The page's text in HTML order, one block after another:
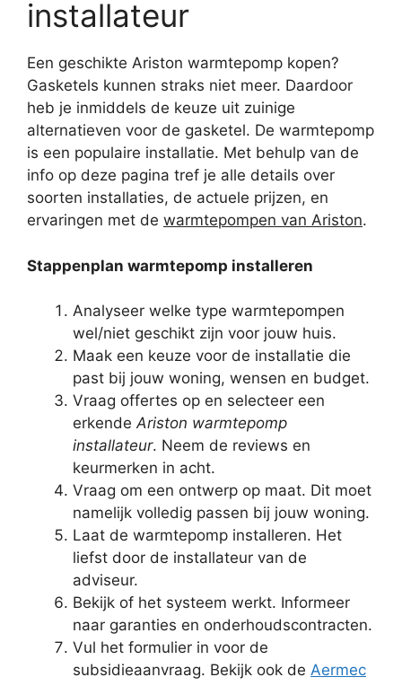
installateur
Een geschikte Ariston warmtepomp kopen?
Gasketels kunnen straks niet meer. Daardoor
heb je inmiddels de keuze uit zuinige
alternatieven voor de gasketel. De warmtepomp
is een populaire installatie. Met behulp van de
info op deze pagina tref je alle details over
soorten installaties, de actuele prijzen, en
ervaringen met de warmtepompen van Ariston.
Stappenplan warmtepomp installeren
Analyseer welke type warmtepompen
wel/niet geschikt zijn voor jouw huis.
Maak een keuze voor de installatie die
past bij jouw woning, wensen en budget.
Vraag offertes op en selecteer een
erkendeAriston warmtepomp
installateur. Neem de reviews en
keurmerken in acht.
Vraag om een ontwerp op maat. Dit moet
namelijk volledig passen bij jouw woning.
Laat de warmtepomp installeren. Het
liefst door de installateur van de
adviseur.
Bekijk of het systeem werkt. Informeer
naar garanties en onderhoudscontracten.
Vul het formulier in voor de
subsidieaanvraag. Bekijk ook de Aermec